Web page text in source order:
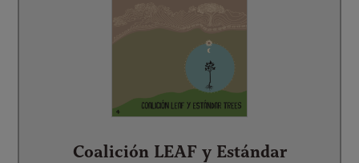
Coalición LEAF y Estándar